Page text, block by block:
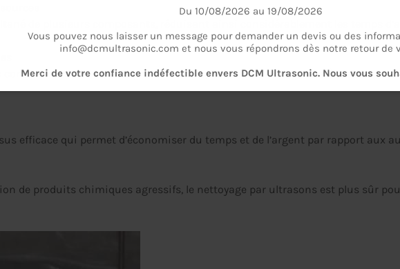
de plusieurs composants, réduisant ainsi considérablement les temps
tels que la graisse, l’huile, les particules de poussière et les
efficace qui permet d’économiser du temps et de l’argent par rapport aux
de produits chimiques agressifs, le nettoyage par ultrasons est plus sûr
Du 10/08/2026 au 19/08/2026
Vous pouvez nous laisser un message pour demander un devis ou des
info@dcmultrasonic.com et nous vous répondrons dès notre retour de
Merci de votre confiance indéfectible envers DCM Ultrasonic. Nous vous